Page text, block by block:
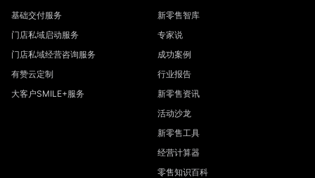
基础交付服务
门店私域启动服务
门店私域经营咨询服务
有赞云定制
大客户SMILE+服务
新零售智库
专家说
成功案例
行业报告
新零售资讯
活动沙龙
新零售工具
经营计算器
零售知识百科